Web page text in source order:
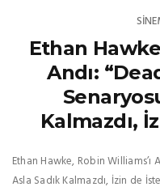
Ethan
Andı:
Kalmazdı,
Ethan Hawke, Robin Williams’ı
Asla Sadık Kalmazdı, İzin de